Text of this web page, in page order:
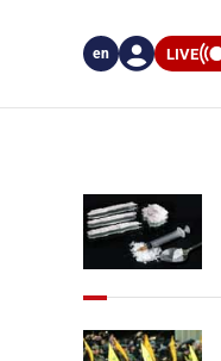
LIVE
en